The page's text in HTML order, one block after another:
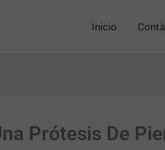
Inicio
Prótesis De